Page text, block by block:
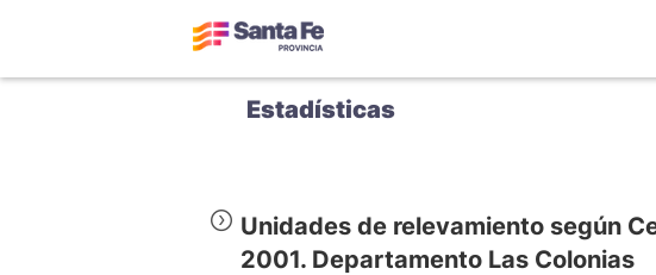
Estadísticas
Unidades de relevamiento según
2001. Departamento Las Colonias